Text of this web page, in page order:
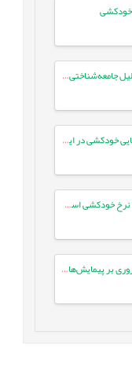
خودکشی: مرگ آسان یا کنش اعتراضی: تحلیل جامعه‌شناختی استراتژی‌های مواجهه با خودکشی در بین جوانان پاکدشت
تحلیل ساختار فضایی و خوشه‌بندی جغرافیایی خودکشی در ایران در سطح شهرستان‌ها
بررسی رابطه بین شاخص توسعۀ انسانی و نرخ خودکشی استان‌های کشور: تحلیل ثانویۀ آمارهای 1390- 1400
ریشه و دلایل خودکشی در جامعه ایرانی: مروری بر پیمایش‌های ملی (1381 الی 1404)